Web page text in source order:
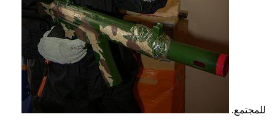
للمجتمع.